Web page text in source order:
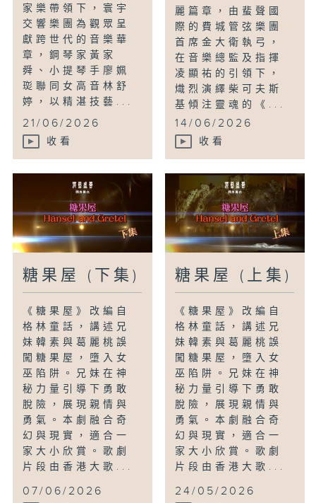
家樂帶領下，寰宇
交響樂團為觀眾呈
獻跨世代的音樂華
章，鋼琴家黃家
舜、小提琴手廖姵
珳聯同女高音林舒
婷，以精湛技藝...
21/06/2026
收看
麗篇章，由蜚聲國
際的費城管弦樂團
首席金大衛執弓，
在音樂總監及指揮
凌顯祐的引領下，
熾烈演繹柴可夫斯
基傾注靈魂的《...
14/06/2026
收看
糖果屋 (下集)
《糖果屋》改編自
格林童話，講述兄
妹韓素與葛麗桃誤
闖糖果屋，墮入女
巫陷阱。兄妹在神
秘力量引導下勇敢
脫險，展現親情與
勇氣。本劇融合奇
幻與現實，適合一
家大小欣賞。歌劇
片段由香港大歌...
07/06/2026
糖果屋 (上集)
《糖果屋》改編自
格林童話，講述兄
妹韓素與葛麗桃誤
闖糖果屋，墮入女
巫陷阱。兄妹在神
秘力量引導下勇敢
脫險，展現親情與
勇氣。本劇融合奇
幻與現實，適合一
家大小欣賞。歌劇
片段由香港大歌...
24/05/2026